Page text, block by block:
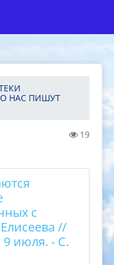
О НАС ПИШУТ
19
с
//
июля. - С.